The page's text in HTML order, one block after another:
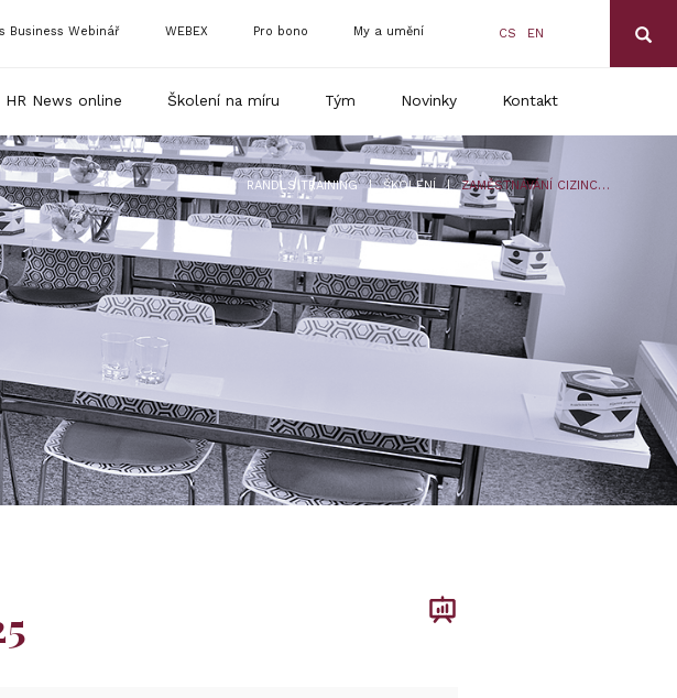
CS EN
Business Webinář WEBEX Pro bono My a umění
HR News online Školení na míru Tým Novinky Kontakt
RANDLS TRAINING | ŠKOLENÍ | ZAMĚSTNÁVÁNÍ CIZINCŮ V ROCE 2025